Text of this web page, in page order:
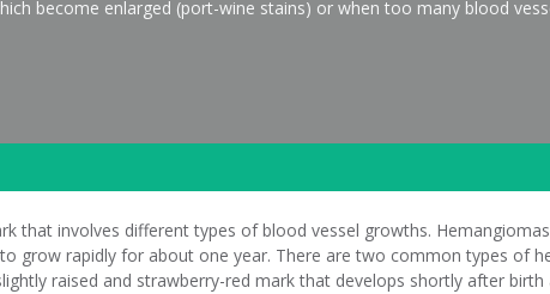
become enlarged (port-wine stains) or when too many blood
that involves different types of blood vessel growths.
grow rapidly for about one year. There are two common types of
raised and strawberry-red mark that develops shortly after birth